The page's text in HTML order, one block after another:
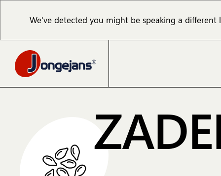
We've detected you might be speaking a